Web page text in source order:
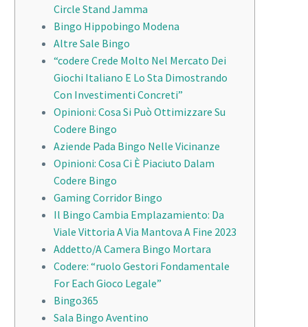
Circle Stand Jamma
Bingo Hippobingo Modena
Altre Sale Bingo
“codere Crede Molto Nel Mercato Dei
Giochi Italiano E Lo Sta Dimostrando
Con Investimenti Concreti”
Opinioni: Cosa Si Può Ottimizzare Su
Codere Bingo
Aziende Pada Bingo Nelle Vicinanze
Opinioni: Cosa Ci È Piaciuto Dalam
Codere Bingo
Gaming Corridor Bingo
Il Bingo Cambia Emplazamiento: Da
Viale Vittoria A Via Mantova A Fine 2023
Addetto/A Camera Bingo Mortara
Codere: “ruolo Gestori Fondamentale
For Each Gioco Legale”
Bingo365
Sala Bingo Aventino